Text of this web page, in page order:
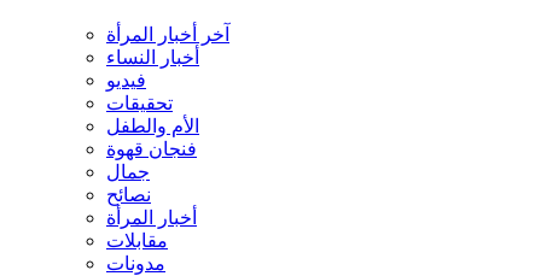
آخر أخبار المرأة
أخبار النساء
فيديو
تحقيقات
الأم والطفل
فنجان قهوة
جمال
نصائح
أخبار المرأة
مقابلات
مدونات